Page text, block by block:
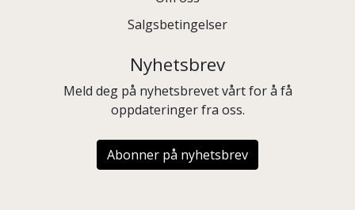
Salgsbetingelser
Nyhetsbrev
Meld deg på nyhetsbrevet vårt for å få
oppdateringer fra oss.
Abonner på nyhetsbrev